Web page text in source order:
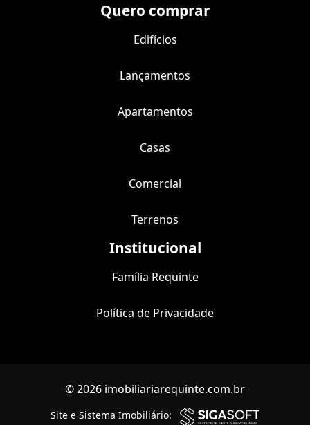
Quero comprar
Edifícios
Lançamentos
Apartamentos
Casas
Comercial
Terrenos
Institucional
Família Requinte
Política de Privacidade
© 2026 imobiliariarequinte.com.br
Site e Sistema Imobiliário: